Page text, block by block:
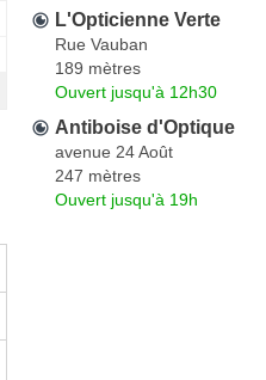
L'Opticienne Verte
Rue Vauban
189 mètres
Ouvert jusqu'à 12h30
Antiboise d'Optique
avenue 24 Août
247 mètres
Ouvert jusqu'à 19h